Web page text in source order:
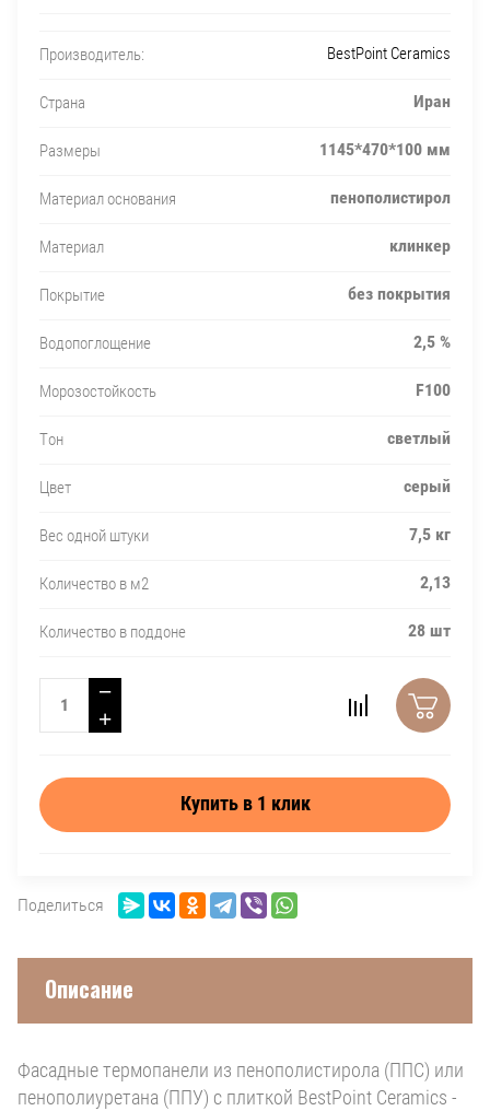
Производитель: BestPoint Ceramics
Страна Иран
Размеры 1145*470*100 мм
Материал основания пенополистирол
Материал клинкер
Покрытие без покрытия
Водопоглощение 2,5 %
Морозостойкость F100
Тон светлый
Цвет серый
Вес одной штуки 7,5 кг
Количество в м2 2,13
Количество в поддоне 28 шт
−
+
Купить в 1 клик
Поделиться
Описание
Фасадные термопанели из пенополистирола (ППС) или
пенополиуретана (ППУ) с плиткой BestPoint Ceramics -